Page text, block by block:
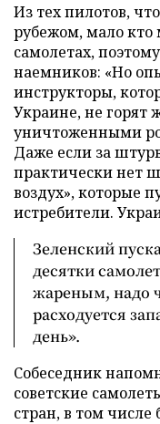
Из тех пилотов,
рубежом, мало кто
самолетах,
наемников: «Но
инструкторы,
Украине, не горят
уничтоженными
Даже если за
практически нет
воздух», которые
истребители.
Зеленский
десятки
жареным, надо
расходуется
день».
Собеседник
советские
стран, в том числе